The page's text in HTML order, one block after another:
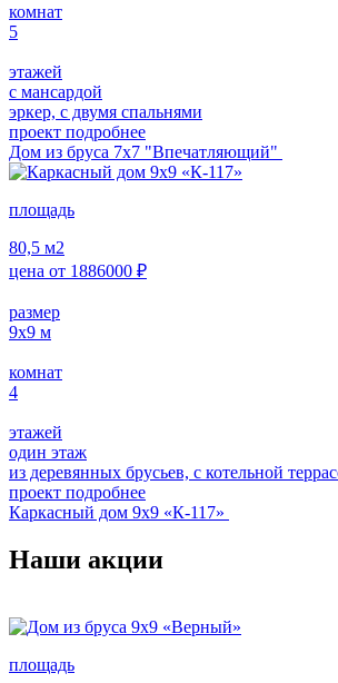
комнат
5
этажей
с мансардой
эркер, с двумя спальнями
проект подробнее
Дом из бруса 7х7 "Впечатляющий"
площадь
80,5 м2
цена от 1886000 ₽
размер
9х9 м
комнат
4
этажей
один этаж
из деревянных брусьев, с котельной
проект подробнее
Каркасный дом 9х9 «К-117»
Наши акции
площадь